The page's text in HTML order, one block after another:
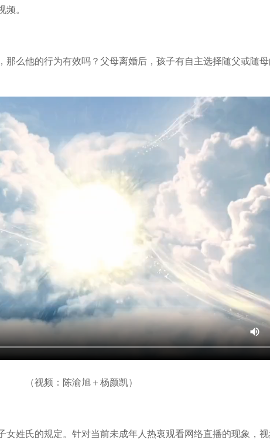
频。
么他的行为有效吗？父母离婚后，孩子有自主选择随父或随
（视频：陈渝旭＋杨颜凯）
姓氏的规定。针对当前未成年人热衷观看网络直播的现象，